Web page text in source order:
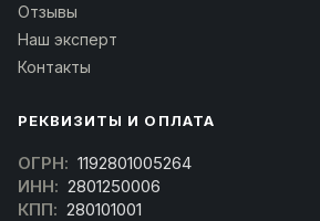
Отзывы
Наш эксперт
Контакты
РЕКВИЗИТЫ И ОПЛАТА
ОГРН: 1192801005264
ИНН: 2801250006
КПП: 280101001